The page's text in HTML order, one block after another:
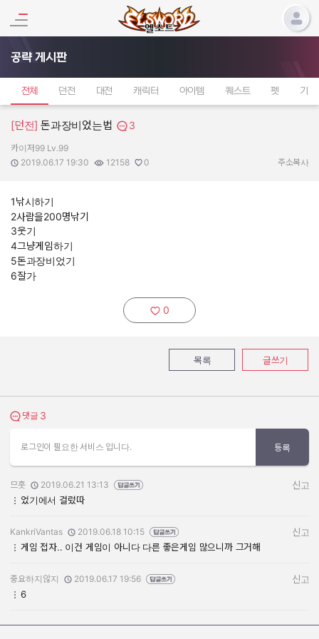
공략 게시판
전체 던전 대전 캐릭터 아이템 퀘스트 펫 기타
[던전] 돈과장비었는법 3
작성자:
카이저99 Lv.99
작성일:
2019.06.17 19:30
조회수:
12158
추천수:
0 주소복사
1낚시하기
2사람을200명낚기
3웃기
4그냥게임하기
5돈과장비었기
6잘가
추천하기:
0
목록 글쓰기
댓글 보기
댓글 3
로그인이 필요한 서비스 입니다. 등록
작성자:
므훗
작성일:
2019.06.21 13:13
신고
었기에서 걸렀따
작성자:
KankriVantas
작성일:
2019.06.18 10:15
신고
게임 접자.. 이건 게임이 아니다 다른 좋은게임 많으니까 그거해
작성자:
중요하지않지
작성일:
2019.06.17 19:56
신고
6